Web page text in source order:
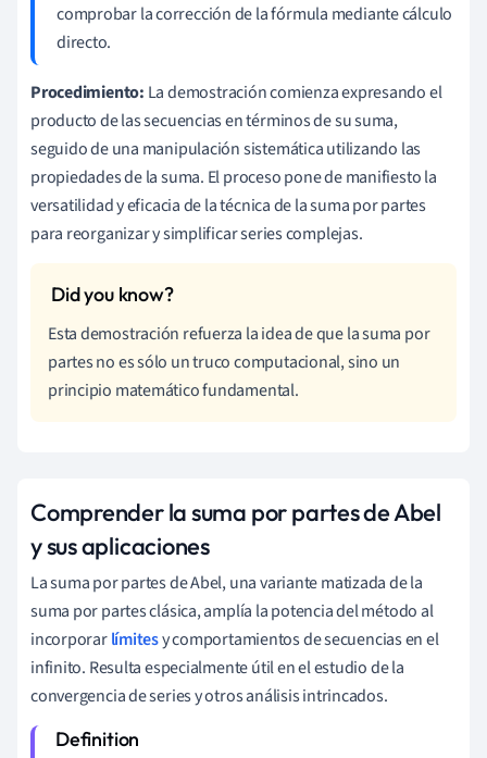
comprobar la corrección de la fórmula mediante cálculo
directo.
Procedimiento: La demostración comienza expresando el
producto de las secuencias en términos de su suma,
seguido de una manipulación sistemática utilizando las
propiedades de la suma. El proceso pone de manifiesto la
versatilidad y eficacia de la técnica de la suma por partes
para reorganizar y simplificar series complejas.
Esta demostración refuerza la idea de que la suma por
partes no es sólo un truco computacional, sino un
principio matemático fundamental.
Comprender la suma por partes de Abel
y sus aplicaciones
La suma por partes de Abel, una variante matizada de la
suma por partes clásica, amplía la potencia del método al
incorporarlímitesy comportamientos de secuencias en el
infinito. Resulta especialmente útil en el estudio de la
convergencia de series y otros análisis intrincados.